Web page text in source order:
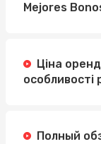
Mejores
Ціна
особливості
Полный